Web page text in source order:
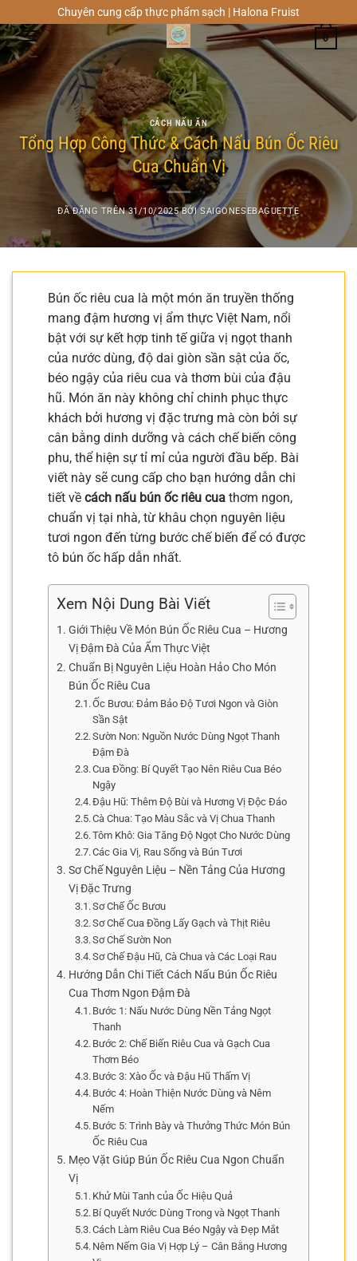
đến
nội
dung
Chuyên cung cấp thực phẩm sạch | Halona Fruist
0
CÁCH NẤU ĂN
Tổng Hợp Công Thức & Cách Nấu Bún Ốc Riêu
Cua Chuẩn Vị
ĐÃ ĐĂNG TRÊN31/10/2025 BỞISAIGONESEBAGUETTE
Bún ốc riêu cua là một món ăn truyền thống
mang đậm hương vị ẩm thực Việt Nam, nổi
bật với sự kết hợp tinh tế giữa vị ngọt thanh
của nước dùng, độ dai giòn sần sật của ốc,
béo ngậy của riêu cua và thơm bùi của đậu
hũ. Món ăn này không chỉ chinh phục thực
khách bởi hương vị đặc trưng mà còn bởi sự
cân bằng dinh dưỡng và cách chế biến công
phu, thể hiện sự tỉ mỉ của người đầu bếp. Bài
viết này sẽ cung cấp cho bạn hướng dẫn chi
tiết về cách nấu bún ốc riêu cua thơm ngon,
chuẩn vị tại nhà, từ khâu chọn nguyên liệu
tươi ngon đến từng bước chế biến để có được
tô bún ốc hấp dẫn nhất.
Xem Nội Dung Bài Viết
Giới Thiệu Về Món Bún Ốc Riêu Cua – Hương
Vị Đậm Đà Của Ẩm Thực Việt
Chuẩn Bị Nguyên Liệu Hoàn Hảo Cho Món
Bún Ốc Riêu Cua
Ốc Bươu: Đảm Bảo Độ Tươi Ngon và Giòn
Sần Sật
Sườn Non: Nguồn Nước Dùng Ngọt Thanh
Đậm Đà
Cua Đồng: Bí Quyết Tạo Nên Riêu Cua Béo
Ngậy
Đậu Hũ: Thêm Độ Bùi và Hương Vị Độc Đáo
Cà Chua: Tạo Màu Sắc và Vị Chua Thanh
Tôm Khô: Gia Tăng Độ Ngọt Cho Nước Dùng
Các Gia Vị, Rau Sống và Bún Tươi
Sơ Chế Nguyên Liệu – Nền Tảng Của Hương
Vị Đặc Trưng
Sơ Chế Ốc Bươu
Sơ Chế Cua Đồng Lấy Gạch và Thịt Riêu
Sơ Chế Sườn Non
Sơ Chế Đậu Hũ, Cà Chua và Các Loại Rau
Hướng Dẫn Chi Tiết Cách Nấu Bún Ốc Riêu
Cua Thơm Ngon Đậm Đà
Bước 1: Nấu Nước Dùng Nền Tảng Ngọt
Thanh
Bước 2: Chế Biến Riêu Cua và Gạch Cua
Thơm Béo
Bước 3: Xào Ốc và Đậu Hũ Thấm Vị
Bước 4: Hoàn Thiện Nước Dùng và Nêm
Nếm
Bước 5: Trình Bày và Thưởng Thức Món Bún
Ốc Riêu Cua
Mẹo Vặt Giúp Bún Ốc Riêu Cua Ngon Chuẩn
Vị
Khử Mùi Tanh của Ốc Hiệu Quả
Bí Quyết Nước Dùng Trong và Ngọt Thanh
Cách Làm Riêu Cua Béo Ngậy và Đẹp Mắt
Nêm Nếm Gia Vị Hợp Lý – Cân Bằng Hương